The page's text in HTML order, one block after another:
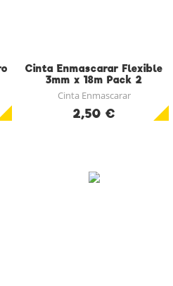
Cinta Enmascarar Flexible
3mm x 18m Pack 2
Cinta Enmascarar
2,50 €